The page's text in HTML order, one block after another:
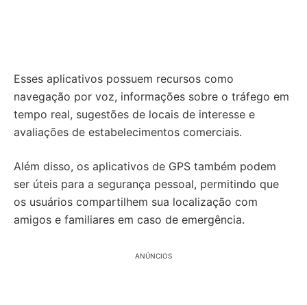
Esses aplicativos possuem recursos como
navegação por voz, informações sobre o tráfego em
tempo real, sugestões de locais de interesse e
avaliações de estabelecimentos comerciais.
Além disso, os aplicativos de GPS também podem
ser úteis para a segurança pessoal, permitindo que
os usuários compartilhem sua localização com
amigos e familiares em caso de emergência.
ANÚNCIOS